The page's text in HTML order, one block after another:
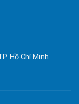
Hồ Chí Minh